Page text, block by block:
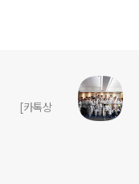
[카톡상